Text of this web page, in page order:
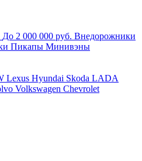
До 2 000 000 руб. Внедорожники
Пикапы Минивэны
Lexus Hyundai Skoda LADA
Volkswagen Chevrolet